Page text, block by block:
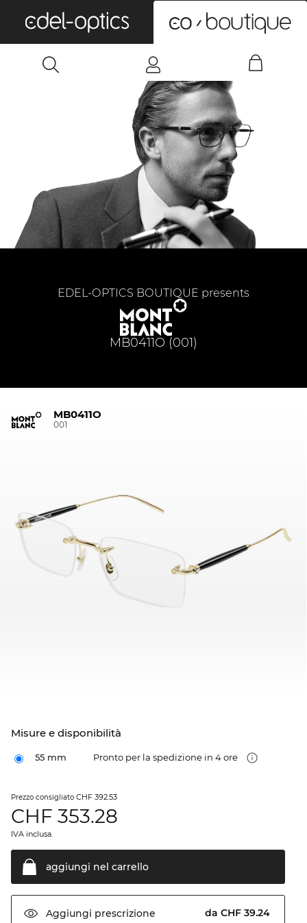
MB0411O (001)
EDEL-OPTICS BOUTIQUE presents
MB0411O
001
Misure e disponibilità
55 mm Pronto per la spedizione in 4 ore
Prezzo consigliato CHF 392.53
CHF 353.28
IVA inclusa.
aggiungi nel carrello
Aggiungi prescrizione da CHF 39.24